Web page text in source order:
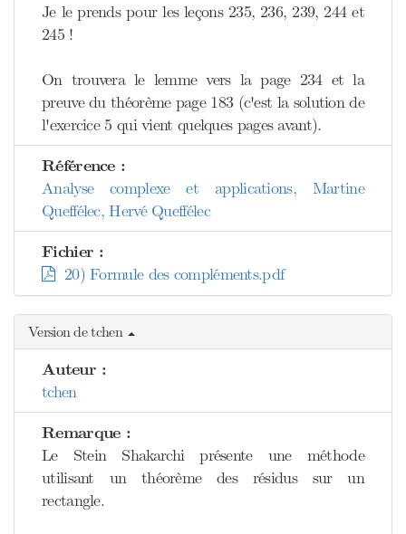
Je le prends pour les leçons 235, 236, 239, 244 et
245 !
On trouvera le lemme vers la page 234 et la
preuve du théorème page 183 (c'est la solution de
l'exercice 5 qui vient quelques pages avant).
Référence :
Analyse complexe et applications, Martine
Queffélec, Hervé Queffélec
Fichier :
20) Formule des compléments.pdf
Version de tchen
Auteur :
tchen
Remarque :
Le Stein Shakarchi présente une méthode
utilisant un théorème des résidus sur un
rectangle.